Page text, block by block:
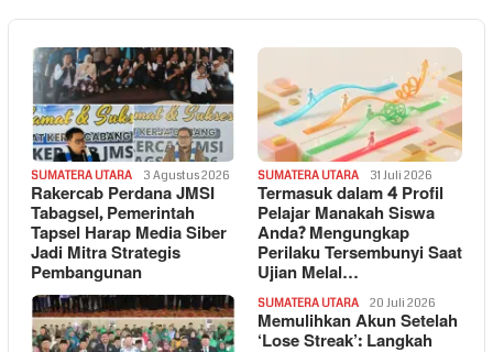
SUMATERA UTARA 3 Agustus 2026
Rakercab Perdana JMSI
Tabagsel, Pemerintah
Tapsel Harap Media Siber
Jadi Mitra Strategis
Pembangunan
SUMATERA UTARA 31 Juli 2026
Termasuk dalam 4 Profil
Pelajar Manakah Siswa
Anda? Mengungkap
Perilaku Tersembunyi Saat
Ujian Melal…
SUMATERA UTARA 20 Juli 2026
Memulihkan Akun Setelah
‘Lose Streak’: Langkah